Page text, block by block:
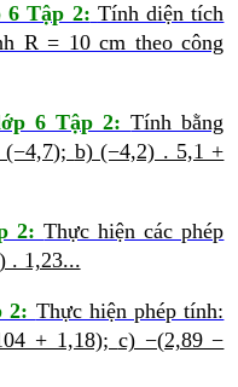
6 Tập 2: Tính diện tích
R = 10 cm theo công
6 Tập 2:Tính bằng
b) (−4,2) . 5,1 +
2:Thực hiện các phép
. 1,23...
2: Thực hiện phép tính:
+ 1,18); c) −(2,89 −